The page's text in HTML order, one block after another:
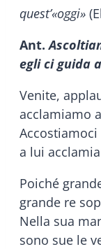
quest’«oggi»
Ant.
egli ci guida
Venite,
acclamiamo
a lui
Poiché
grande re
Nella sua
sono sue le